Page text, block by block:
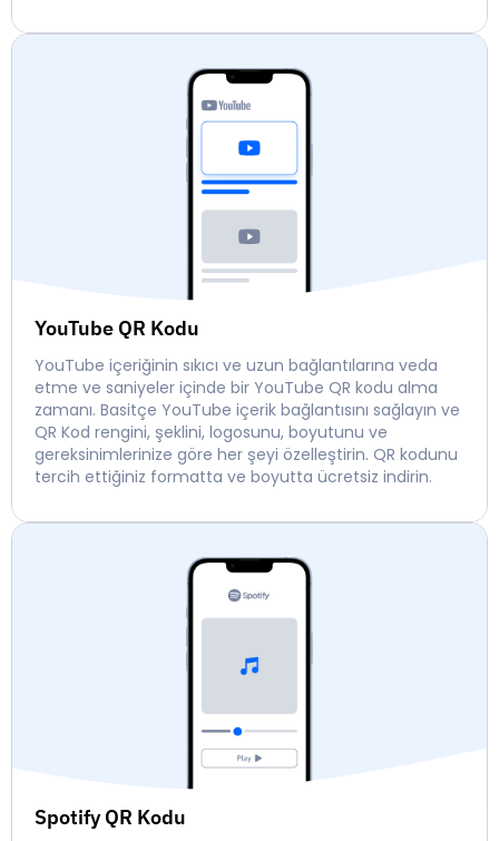
YouTube QR Kodu
YouTube içeriğinin sıkıcı ve uzun bağlantılarına veda
etme ve saniyeler içinde bir YouTube QR kodu alma
zamanı. Basitçe YouTube içerik bağlantısını sağlayın ve
QR Kod rengini, şeklini, logosunu, boyutunu ve
gereksinimlerinize göre her şeyi özelleştirin. QR kodunu
tercih ettiğiniz formatta ve boyutta ücretsiz indirin.
Spotify QR Kodu